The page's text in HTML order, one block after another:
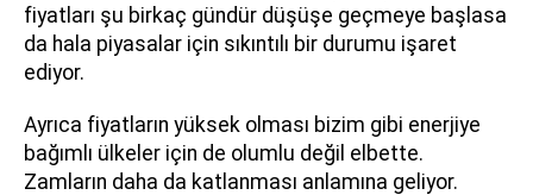
fiyatları şu birkaç gündür düşüşe geçmeye başlasa
da hala piyasalar için sıkıntılı bir durumu işaret
ediyor.
Ayrıca fiyatların yüksek olması bizim gibi enerjiye
bağımlı ülkeler için de olumlu değil elbette.
Zamların daha da katlanması anlamına geliyor.